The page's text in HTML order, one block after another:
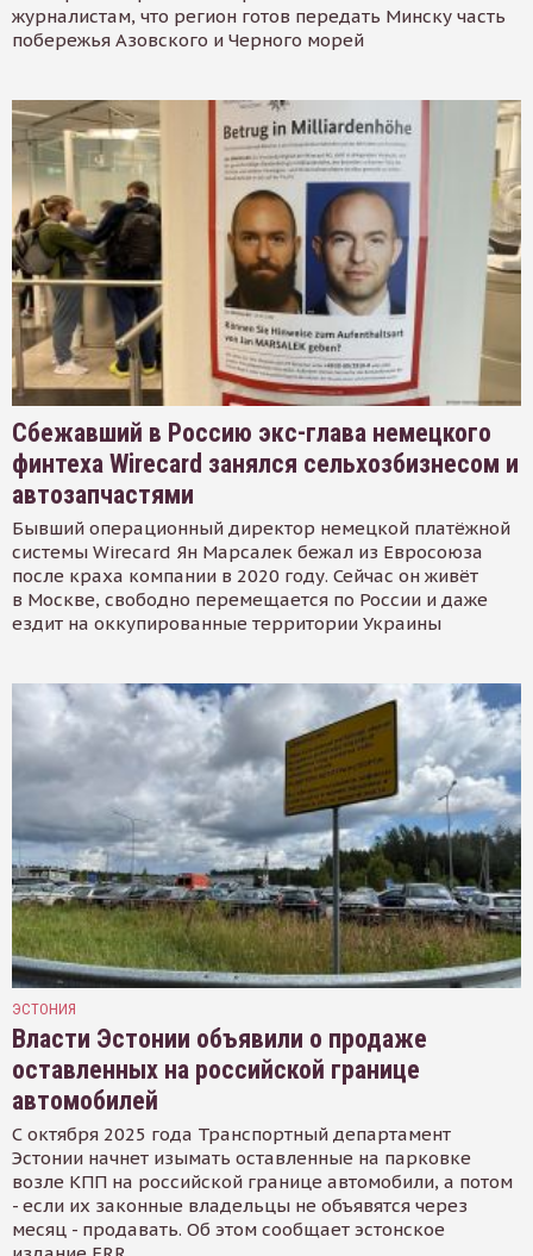
журналистам, что регион готов передать Минску часть
побережья Азовского и Черного морей
Сбежавший в Россию экс-глава немецкого
финтеха Wirecard занялся сельхозбизнесом и
автозапчастями
Бывший операционный директор немецкой платёжной
системы Wirecard Ян Марсалек бежал из Евросоюза
после краха компании в 2020 году. Сейчас он живёт
в Москве, свободно перемещается по России и даже
ездит на оккупированные территории Украины
ЭСТОНИЯ
Власти Эстонии объявили о продаже
оставленных на российской границе
автомобилей
С октября 2025 года Транспортный департамент
Эстонии начнет изымать оставленные на парковке
возле КПП на российской границе автомобили, а потом
- если их законные владельцы не объявятся через
месяц - продавать. Об этом сообщает эстонское